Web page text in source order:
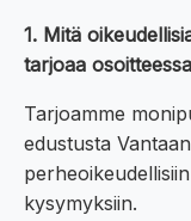
1. Mitä
tarjoaa
Tarjoamme
edustusta
kysymyksiin.